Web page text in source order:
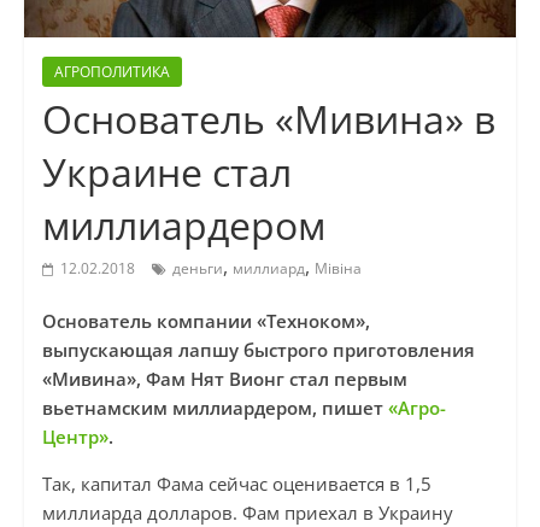
АГРОПОЛИТИКА
Основатель «Мивина» в
Украине стал
миллиардером
12.02.2018 деньги, миллиард, Мівіна
Основатель компании «Техноком»,
выпускающая лапшу быстрого приготовления
«Мивина», Фам Нят Вионг стал первым
вьетнамским миллиардером, пишет «Агро-
Центр».
Так, капитал Фама сейчас оценивается в 1,5
миллиарда долларов. Фам приехал в Украину